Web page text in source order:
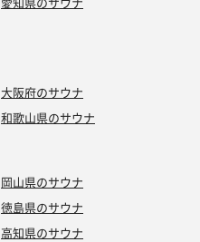
大阪府のサウナ
和歌山県のサウナ
岡山県のサウナ
徳島県のサウナ
高知県のサウナ